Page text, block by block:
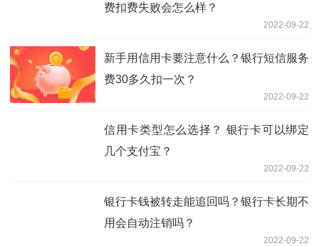
费扣费失败会怎么样？
2022-09-22
新手用信用卡要注意什么？银行短信服务
费30多久扣一次？
2022-09-22
信用卡类型怎么选择？ 银行卡可以绑定
几个支付宝？
2022-09-22
银行卡钱被转走能追回吗？银行卡长期不
用会自动注销吗？
2022-09-22